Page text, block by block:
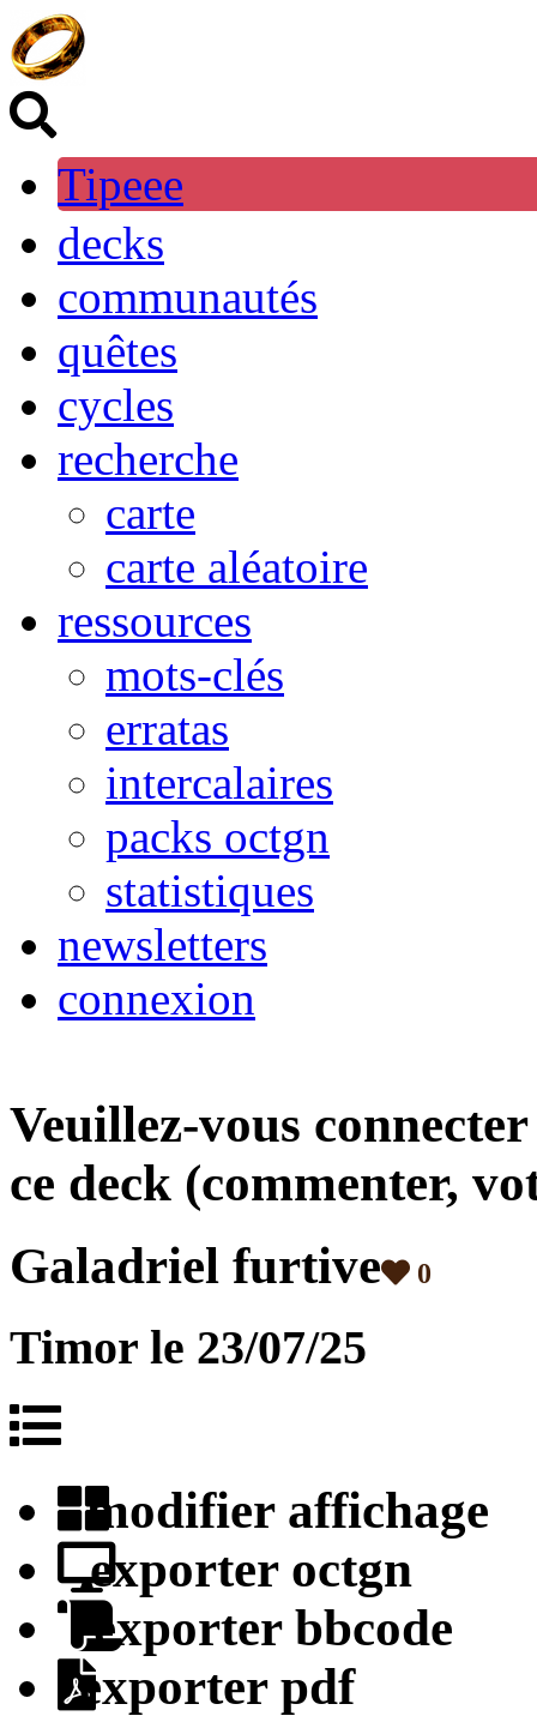
Tipeee
decks
communautés
quêtes
cycles
recherche
carte
carte aléatoire
ressources
mots-clés
erratas
intercalaires
packs octgn
statistiques
newsletters
connexion
Veuillez-vous
ce deck (commenter,
Galadriel furtive
0
Timor le 23/07/25
modifier affichage
exporter octgn
exporter bbcode
exporter pdf